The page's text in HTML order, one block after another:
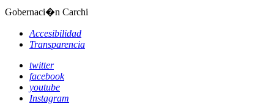
Gobernaci�n Carchi
Accesibilidad
Transparencia
twitter
facebook
youtube
Instagram